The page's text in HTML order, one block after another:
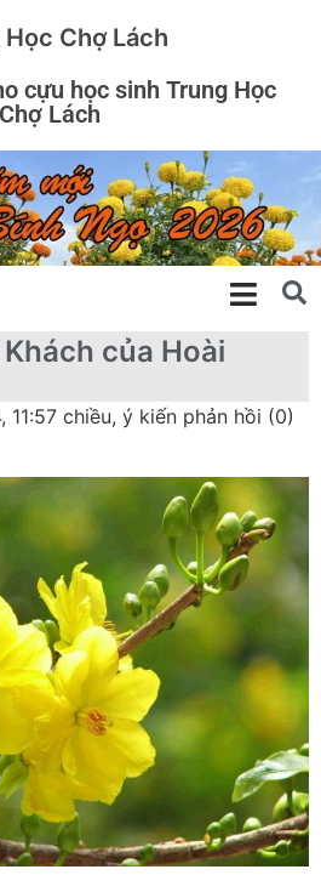
Chợ Lách
cựu học sinh Trung Học
Chợ Lách
của Hoài
11:57 chiều, ý kiến phản hồi (0)